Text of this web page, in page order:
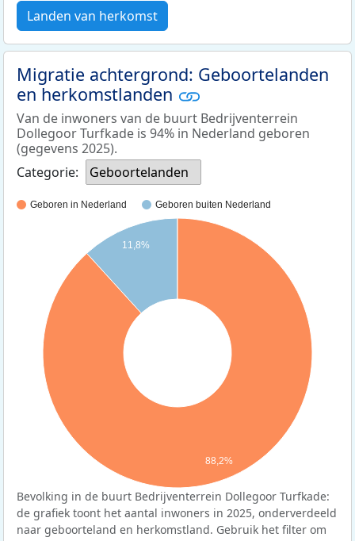
Landen van herkomst
Migratie achtergrond: Geboortelanden
en herkomstlanden
Van de inwoners van de buurt Bedrijventerrein
Dollegoor Turfkade is 94% in Nederland geboren
(gegevens 2025).
Categorie:
Geboortelanden
Geboren in Nederland Geboren buiten Nederland
11,8%
88,2%
Bevolking in de buurt Bedrijventerrein Dollegoor Turfkade:
de grafiek toont het aantal inwoners in 2025, onderverdeeld
naar geboorteland en herkomstland. Gebruik het filter om